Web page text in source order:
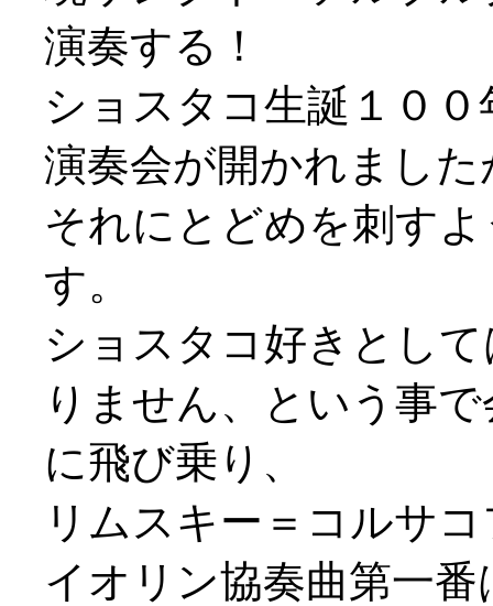
演奏する！
ショスタコ生誕１０
演奏会が開かれました
それにとどめを刺す
す。
ショスタコ好きとし
りません、という事
に飛び乗り、
リムスキー＝コルサ
イオリン協奏曲第一